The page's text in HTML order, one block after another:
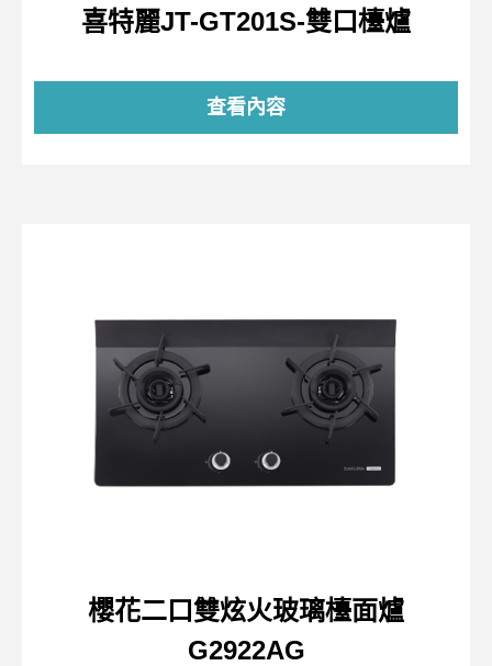
喜特麗JT-GT201S-雙口檯爐
查看內容
櫻花二口雙炫火玻璃檯面爐
G2922AG